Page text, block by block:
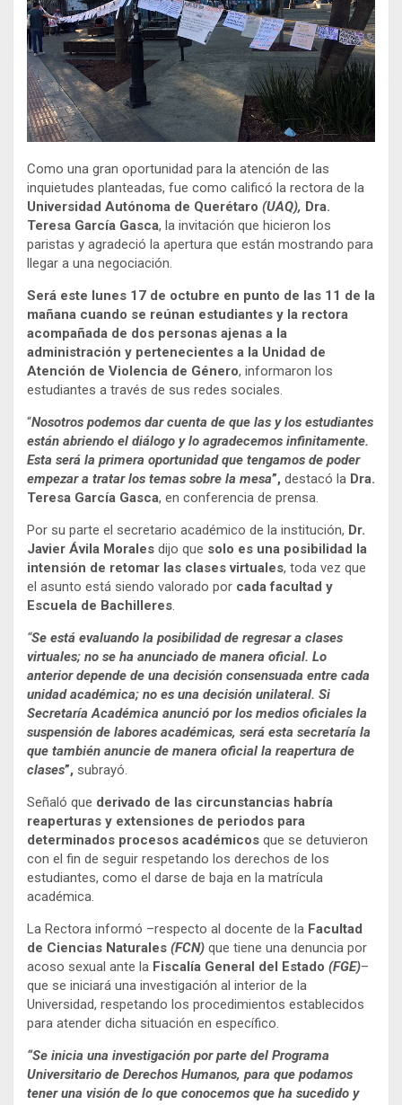
Como una gran oportunidad para la atención de las
inquietudes planteadas, fue como calificó la rectora de la
Universidad Autónoma de Querétaro (UAQ), Dra.
Teresa García Gasca, la invitación que hicieron los
paristas y agradeció la apertura que están mostrando para
llegar a una negociación.
Será este lunes 17 de octubre en punto de las 11 de la
mañana cuando se reúnan estudiantes y la rectora
acompañada de dos personas ajenas a la
administración y pertenecientes a la Unidad de
Atención de Violencia de Género, informaron los
estudiantes a través de sus redes sociales.
“Nosotros podemos dar cuenta de que las y los estudiantes
están abriendo el diálogo y lo agradecemos infinitamente.
Esta será la primera oportunidad que tengamos de poder
empezar a tratar los temas sobre la mesa”, destacó la Dra.
Teresa García Gasca, en conferencia de prensa.
Por su parte el secretario académico de la institución, Dr.
Javier Ávila Morales dijo que solo es una posibilidad la
intensión de retomar las clases virtuales, toda vez que
el asunto está siendo valorado por cada facultad y
Escuela de Bachilleres.
“Se está evaluando la posibilidad de regresar a clases
virtuales; no se ha anunciado de manera oficial. Lo
anterior depende de una decisión consensuada entre cada
unidad académica; no es una decisión unilateral. Si
Secretaría Académica anunció por los medios oficiales la
suspensión de labores académicas, será esta secretaría la
que también anuncie de manera oficial la reapertura de
clases”, subrayó.
Señaló que derivado de las circunstancias habría
reaperturas y extensiones de periodos para
determinados procesos académicos que se detuvieron
con el fin de seguir respetando los derechos de los
estudiantes, como el darse de baja en la matrícula
académica.
La Rectora informó –respecto al docente de la Facultad
de Ciencias Naturales (FCN) que tiene una denuncia por
acoso sexual ante la Fiscalía General del Estado (FGE)–
que se iniciará una investigación al interior de la
Universidad, respetando los procedimientos establecidos
para atender dicha situación en específico.
“Se inicia una investigación por parte del Programa
Universitario de Derechos Humanos, para que podamos
tener una visión de lo que conocemos que ha sucedido y